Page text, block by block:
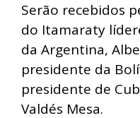
Serão recebidos
do Itamaraty
da Argentina,
presidente da
presidente de
Valdés Mesa.